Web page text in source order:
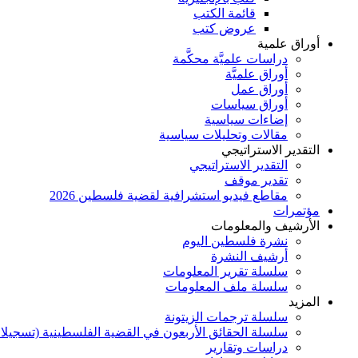
قائمة الكتب
عروض كتب
أوراق علمية
دراسات علميَّة محكَّمة
أوراق علميَّة
أوراق عمل
أوراق سياسات
إضاءات سياسية
مقالات وتحليلات سياسية
التقدير الاستراتيجي
التقدير الاستراتيجي
تقدير موقف
مقاطع فيديو استشرافية لقضية فلسطين 2026
مؤتمرات
الأرشيف والمعلومات
نشرة فلسطين اليوم
أرشيف النشرة
سلسلة تقرير المعلومات
سلسلة ملف المعلومات
المزيد
سلسلة ترجمات الزيتونة
سلسلة الحقائق الأربعون في القضية الفلسطينية
دراسات وتقارير